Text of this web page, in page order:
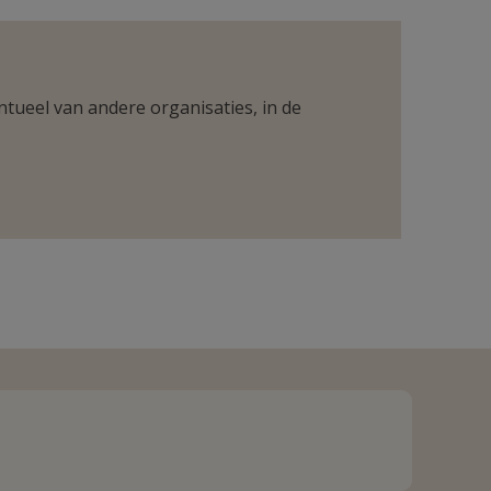
van andere organisaties, in de